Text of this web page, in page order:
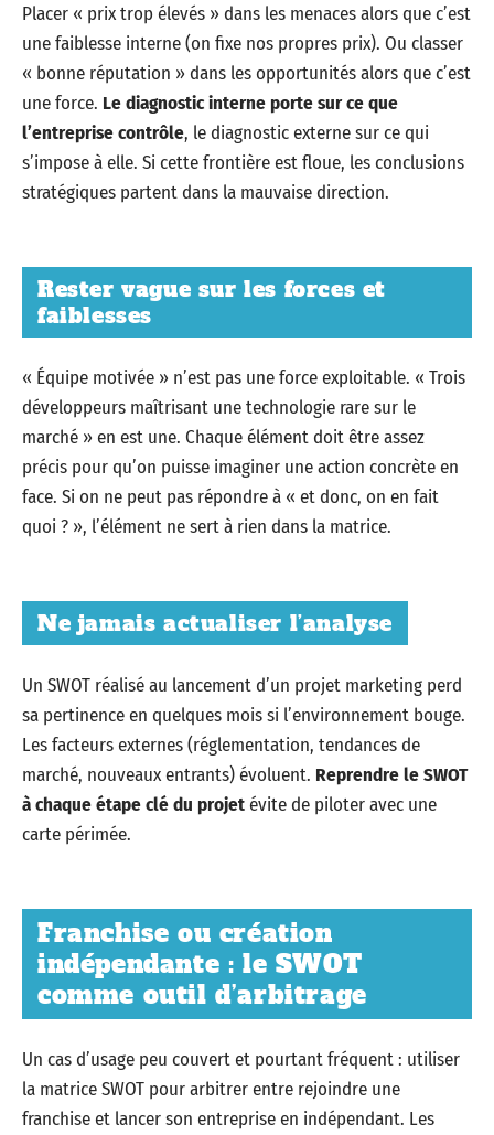
Placer « prix trop élevés » dans les menaces alors que c’est
une faiblesse interne (on fixe nos propres prix). Ou classer
« bonne réputation » dans les opportunités alors que c’est
une force. Le diagnostic interne porte sur ce que
l’entreprise contrôle, le diagnostic externe sur ce qui
s’impose à elle. Si cette frontière est floue, les conclusions
stratégiques partent dans la mauvaise direction.
Rester vague sur les forces et
faiblesses
« Équipe motivée » n’est pas une force exploitable. « Trois
développeurs maîtrisant une technologie rare sur le
marché » en est une. Chaque élément doit être assez
précis pour qu’on puisse imaginer une action concrète en
face. Si on ne peut pas répondre à « et donc, on en fait
quoi ? », l’élément ne sert à rien dans la matrice.
Ne jamais actualiser l’analyse
Un SWOT réalisé au lancement d’un projet marketing perd
sa pertinence en quelques mois si l’environnement bouge.
Les facteurs externes (réglementation, tendances de
marché, nouveaux entrants) évoluent. Reprendre le SWOT
à chaque étape clé du projetévite de piloter avec une
carte périmée.
Franchise ou création
indépendante : le SWOT
comme outil d’arbitrage
Un cas d’usage peu couvert et pourtant fréquent : utiliser
la matrice SWOT pour arbitrer entre rejoindre une
franchise et lancer son entreprise en indépendant. Les